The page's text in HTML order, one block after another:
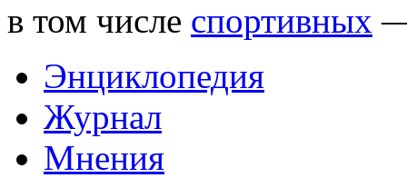
в том числе спортивных
Энциклопедия
Журнал
Мнения